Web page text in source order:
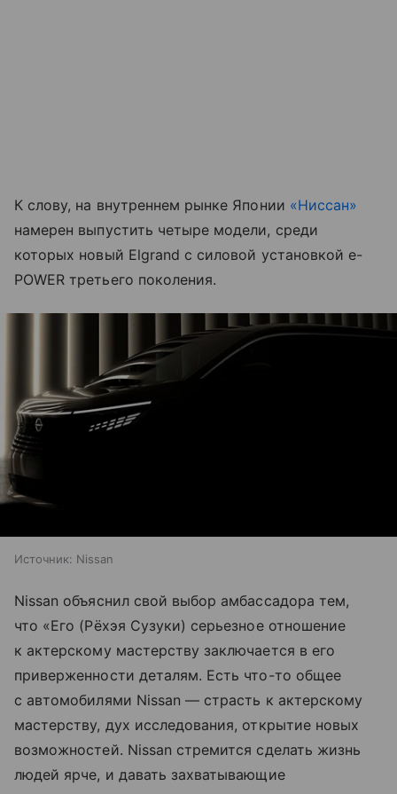
К слову, на внутреннем рынке Японии «Ниссан»
намерен выпустить четыре модели, среди
которых новый Elgrand с силовой установкой e-
POWER третьего поколения.
Источник: Nissan
Nissan объяснил свой выбор амбассадора тем,
что «Его (Рёхэя Сузуки) серьезное отношение
к актерскому мастерству заключается в его
приверженности деталям. Есть что-то общее
с автомобилями Nissan — страсть к актерскому
мастерству, дух исследования, открытие новых
возможностей. Nissan стремится сделать жизнь
людей ярче, и давать захватывающие